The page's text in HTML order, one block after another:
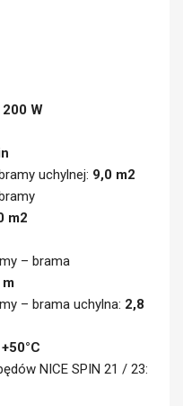
200 W
uchylnej: 9,0 m2
m2
– brama
m
– brama uchylna: 2,8
NICE SPIN 21 / 23: